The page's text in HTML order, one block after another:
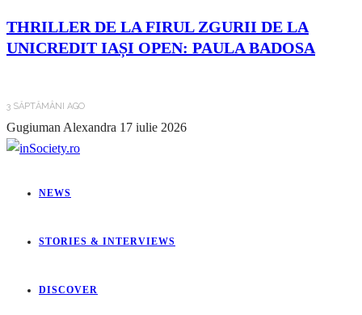
THRILLER DE LA FIRUL ZGURII DE LA
UNICREDIT IAȘI OPEN: PAULA BADOSA
3 SĂPTĂMÂNI AGO
Gugiuman Alexandra 17 iulie 2026
NEWS
STORIES & INTERVIEWS
DISCOVER